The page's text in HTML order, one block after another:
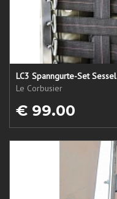
LC3 Spanngurte-Set Sessel
Le Corbusier
€ 99.00